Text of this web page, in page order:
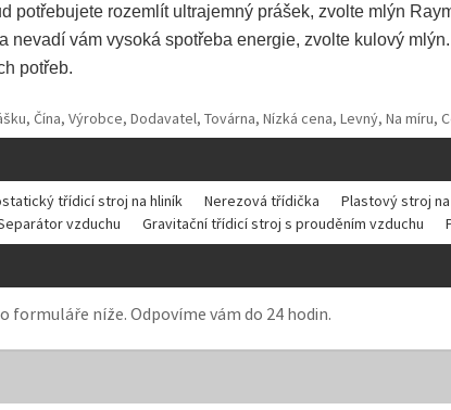
potřebujete rozemlít ultrajemný prášek, zvolte mlýn
nevadí vám vysoká spotřeba energie, zvolte kulový
potřeb.
Čína, Výrobce, Dodavatel, Továrna, Nízká cena, Levný, Na míru,
třídicí stroj na hliník Nerezová třídička
Plastový stroj
vzduchu Gravitační třídicí stroj s prouděním vzduchu
formuláře níže. Odpovíme vám do 24 hodin.